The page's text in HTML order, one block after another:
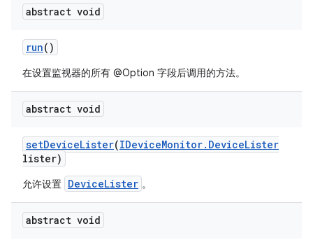
abstract void
run()
在设置监视器的所有 @Option 字段后调用的方法。
abstract void
setDeviceLister(IDeviceMonitor. DeviceLister
lister)
允许设置 DeviceLister 。
abstract void